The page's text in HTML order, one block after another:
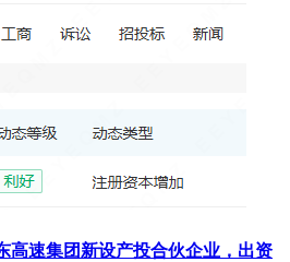
高速集团新设产投合伙企业，出资